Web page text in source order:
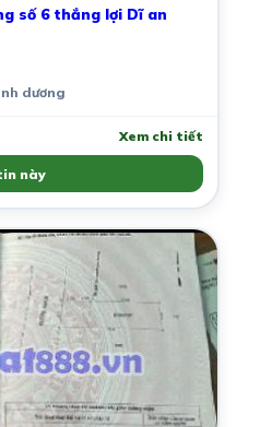
số 6 thắng lợi Dĩ an
dương
Xem chi tiết
này